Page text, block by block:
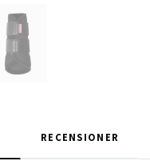
RECENSIONER